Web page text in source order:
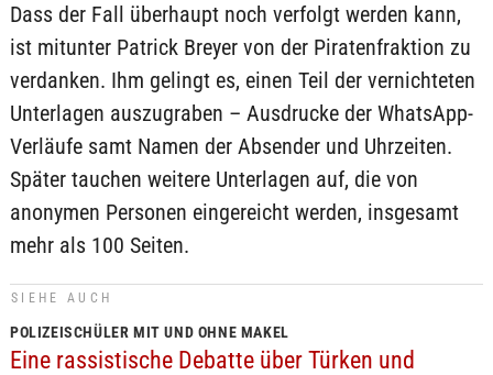
Dass der Fall überhaupt noch verfolgt werden kann,
ist mitunter Patrick Breyer von der Piratenfraktion zu
verdanken. Ihm gelingt es, einen Teil der vernichteten
Unterlagen auszugraben – Ausdrucke der WhatsApp-
Verläufe samt Namen der Absender und Uhrzeiten.
Später tauchen weitere Unterlagen auf, die von
anonymen Personen eingereicht werden, insgesamt
mehr als 100 Seiten.
SIEHE AUCH
POLIZEISCHÜLER MIT UND OHNE MAKEL
Eine rassistische Debatte über Türken und